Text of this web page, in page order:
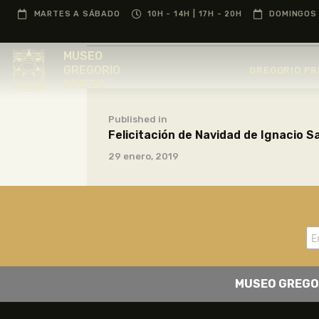
MARTES A SÁBADO 10H - 14H | 17H - 20H
MUSEO
Published in
Felicitación de Navidad de Ignacio
29 enero, 2019
MUSEO